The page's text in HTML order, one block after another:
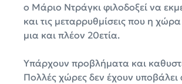
ο Μάριο Ντράγκι φιλοδοξεί να
και τις μεταρρυθμίσεις που η
μια και πλέον 20ετία.
Υπάρχουν προβλήματα και
Πολλές χώρες δεν έχουν